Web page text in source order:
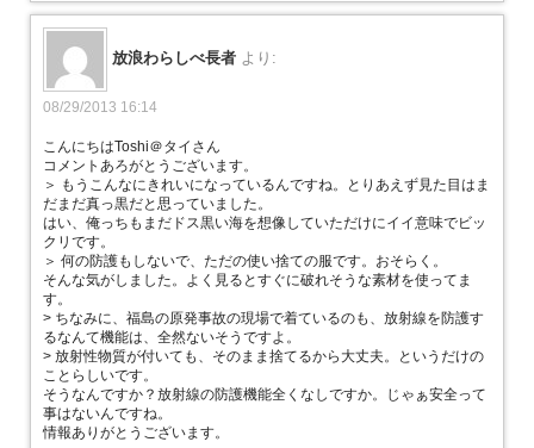
放浪わらしべ長者 より:
08/29/2013 16:14
こんにちはToshi＠タイさん
コメントあろがとうございます。
＞ もうこんなにきれいになっているんですね。とりあえず見た目はま
だまだ真っ黒だと思っていました。
はい、俺っちもまだドス黒い海を想像していただけにイイ意味でビッ
クリです。
＞ 何の防護もしないで、ただの使い捨ての服です。おそらく。
そんな気がしました。よく見るとすぐに破れそうな素材を使ってま
す。
> ちなみに、福島の原発事故の現場で着ているのも、放射線を防護す
るなんて機能は、全然ないそうですよ。
> 放射性物質が付いても、そのまま捨てるから大丈夫。というだけの
ことらしいです。
そうなんですか？放射線の防護機能全くなしですか。じゃぁ安全って
事はないんですね。
情報ありがとうございます。